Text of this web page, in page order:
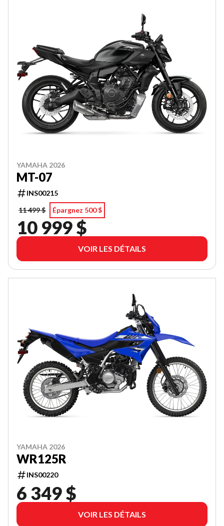
YAMAHA 2026
MT-07
INS00215
11 499 $
Épargnez 500 $
10 999 $
VOIR LES DÉTAILS
YAMAHA 2026
WR125R
INS00220
6 349 $
VOIR LES DÉTAILS